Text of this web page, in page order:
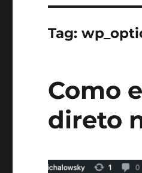
Tag:
Como
direto